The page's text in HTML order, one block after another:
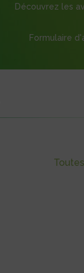
Découvrez les
Formulaire